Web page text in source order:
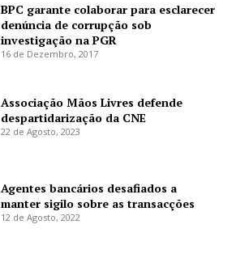
BPC garante colaborar para esclarecer
denúncia de corrupção sob
investigação na PGR
16 de Dezembro, 2017
Associação Mãos Livres defende
despartidarização da CNE
22 de Agosto, 2023
Agentes bancários desafiados a
manter sigilo sobre as transacções
12 de Agosto, 2022